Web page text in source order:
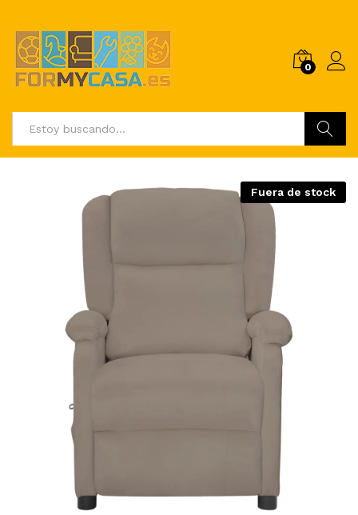
0
Fuera de stock